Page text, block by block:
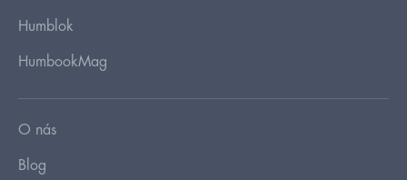
Humblok
HumbookMag
O nás
Blog